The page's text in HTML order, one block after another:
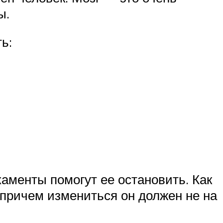
помогут ее остановить. Как
измениться он должен не на